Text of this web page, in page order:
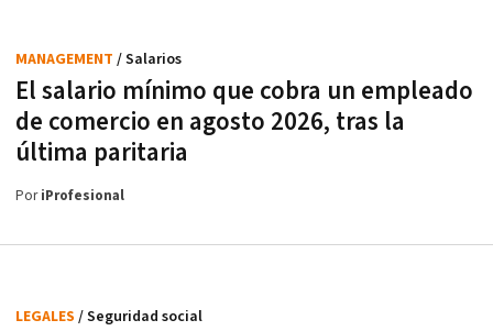
El salario mínimo que cobra un empleado
de comercio en agosto 2026, tras la
última paritaria
MANAGEMENT / Salarios
PoriProfesional
LEGALES / Seguridad social